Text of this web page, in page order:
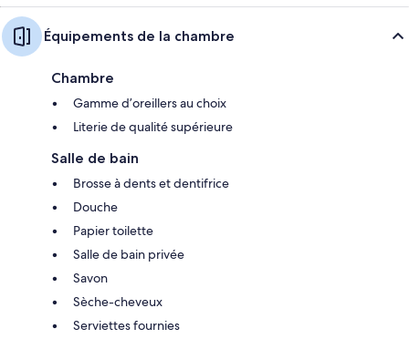
Équipements de la chambre
Chambre
Gamme d’oreillers au choix
Literie de qualité supérieure
Salle de bain
Brosse à dents et dentifrice
Douche
Papier toilette
Salle de bain privée
Savon
Sèche-cheveux
Serviettes fournies